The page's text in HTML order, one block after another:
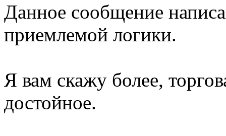
Данное сообщение
приемлемой логики.
Я вам скажу более,
достойное.